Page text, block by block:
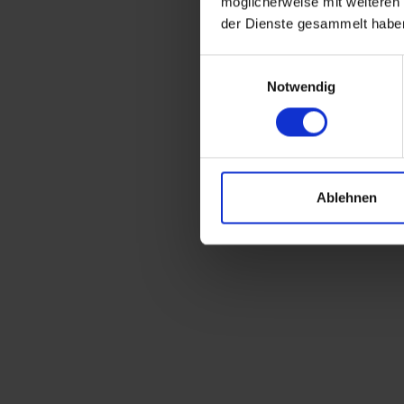
der Dienste gesammelt
Notwendig
Ablehnen